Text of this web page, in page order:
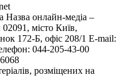
Назва онлайн-медіа –
місто Київ,
172-Б, офіс 208/1 E-mail:
044-205-43-00
розміщених на